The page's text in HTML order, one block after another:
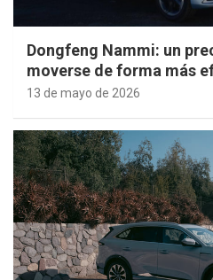
Dongfeng Nammi: un
moverse de forma más
13 de mayo de 2026